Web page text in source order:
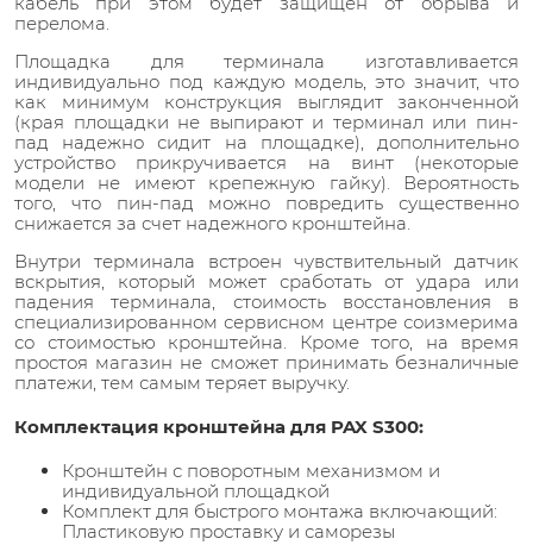
перелома.
Площадка для терминала изготавливается
индивидуально под каждую модель, это значит, что
как минимум конструкция выглядит законченной
(края площадки не выпирают и терминал или пин-
пад надежно сидит на площадке), дополнительно
устройство прикручивается на винт (некоторые
модели не имеют крепежную гайку). Вероятность
того, что пин-пад можно повредить существенно
снижается за счет надежного кронштейна.
Внутри терминала встроен чувствительный датчик
вскрытия, который может сработать от удара или
падения терминала, стоимость восстановления в
специализированном сервисном центре соизмерима
со стоимостью кронштейна. Кроме того, на время
простоя магазин не сможет принимать безналичные
платежи, тем самым теряет выручку.
Комплектация кронштейна для PAX S300:
Кронштейн с поворотным механизмом и
индивидуальной площадкой
Комплект для быстрого монтажа включающий:
Пластиковую проставку и саморезы